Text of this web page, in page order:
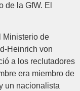
de la GfW. El
Ministerio de
Heinrich von
a los reclutadores
era miembro de
un nacionalista